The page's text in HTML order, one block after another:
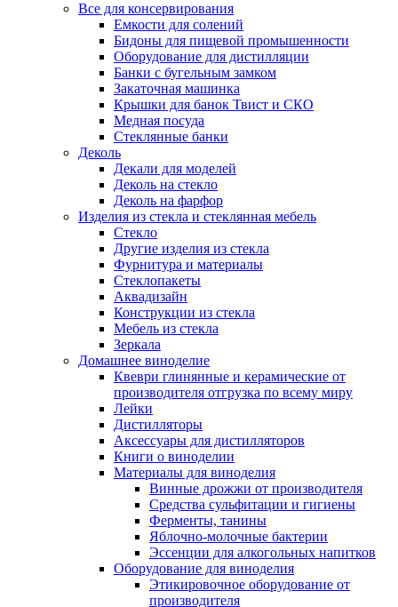
Все для консервирования
Емкости для солений
Бидоны для пищевой промышенности
Оборудование для дистилляции
Банки с бугельным замком
Закаточная машинка
Крышки для банок Твист и СКО
Медная посуда
Стеклянные банки
Деколь
Декали для моделей
Деколь на стекло
Деколь на фарфор
Изделия из стекла и стеклянная мебель
Стекло
Другие изделия из стекла
Фурнитура и материалы
Стеклопакеты
Аквадизайн
Конструкции из стекла
Мебель из стекла
Зеркала
Домашнее виноделие
Квеври глинянные и керамические от
производителя отгрузка по всему миру
Лейки
Дистилляторы
Аксессуары для дистилляторов
Книги о виноделии
Материалы для виноделия
Винные дрожжи от производителя
Средства сульфитации и гигиены
Ферменты, танины
Яблочно-молочные бактерии
Эссенции для алкогольных напитков
Оборудование для виноделия
Этикировочное оборудование от
производителя